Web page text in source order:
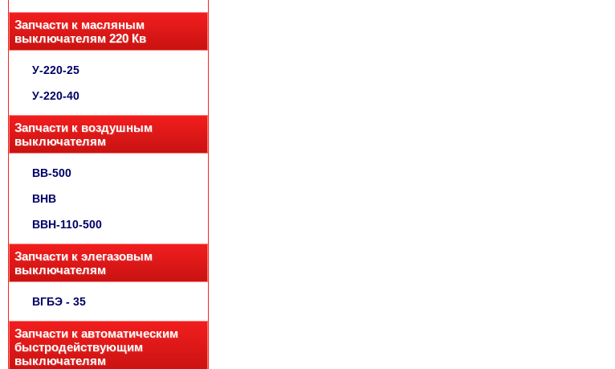
Запчасти к масляным
выключателям 220 Кв
У-220-25
У-220-40
Запчасти к воздушным
выключателям
ВВ-500
ВНВ
ВВН-110-500
Запчасти к элегазовым
выключателям
ВГБЭ - 35
Запчасти к автоматическим
быстродействующим
выключателям